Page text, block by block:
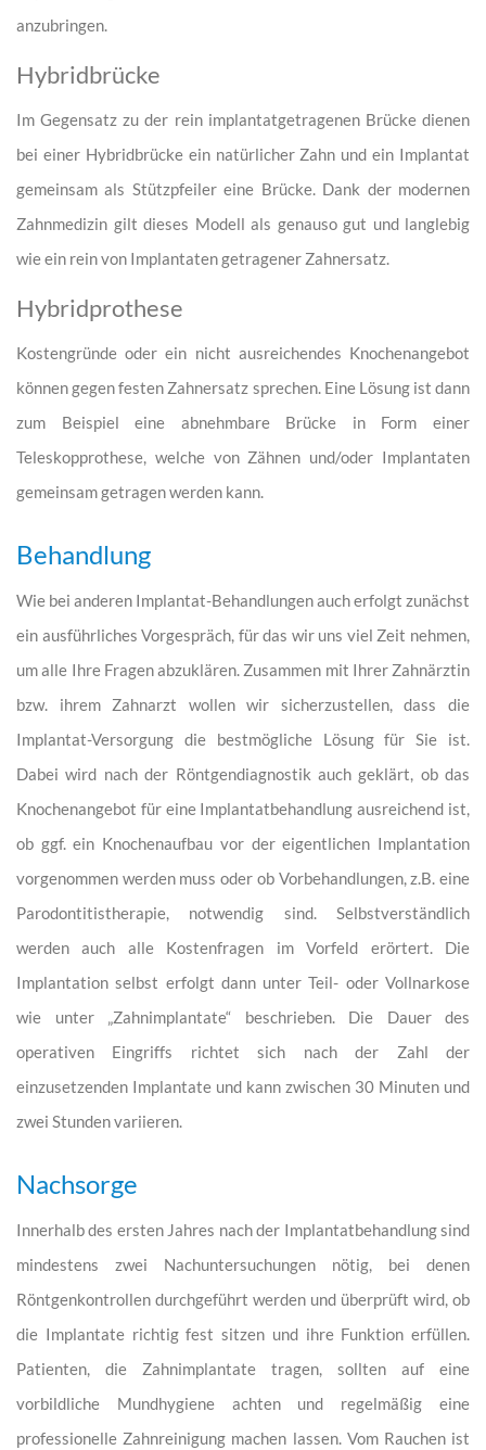
anzubringen.
Hybridbrücke
Im Gegensatz zu der rein implantatgetragenen Brücke dienen
bei einer Hybridbrücke ein natürlicher Zahn und ein Implantat
gemeinsam als Stützpfeiler eine Brücke. Dank der modernen
Zahnmedizin gilt dieses Modell als genauso gut und langlebig
wie ein rein von Implantaten getragener Zahnersatz.
Hybridprothese
Kostengründe oder ein nicht ausreichendes Knochenangebot
können gegen festen Zahnersatz sprechen. Eine Lösung ist dann
zum Beispiel eine abnehmbare Brücke in Form einer
Teleskopprothese, welche von Zähnen und/oder Implantaten
gemeinsam getragen werden kann.
Behandlung
Wie bei anderen Implantat-Behandlungen auch erfolgt zunächst
ein ausführliches Vorgespräch, für das wir uns viel Zeit nehmen,
um alle Ihre Fragen abzuklären. Zusammen mit Ihrer Zahnärztin
bzw. ihrem Zahnarzt wollen wir sicherzustellen, dass die
Implantat-Versorgung die bestmögliche Lösung für Sie ist.
Dabei wird nach der Röntgendiagnostik auch geklärt, ob das
Knochenangebot für eine Implantatbehandlung ausreichend ist,
ob ggf. ein Knochenaufbau vor der eigentlichen Implantation
vorgenommen werden muss oder ob Vorbehandlungen, z.B. eine
Parodontitistherapie, notwendig sind. Selbstverständlich
werden auch alle Kostenfragen im Vorfeld erörtert. Die
Implantation selbst erfolgt dann unter Teil- oder Vollnarkose
wie unter „Zahnimplantate“ beschrieben. Die Dauer des
operativen Eingriffs richtet sich nach der Zahl der
einzusetzenden Implantate und kann zwischen 30 Minuten und
zwei Stunden variieren.
Nachsorge
Innerhalb des ersten Jahres nach der Implantatbehandlung sind
mindestens zwei Nachuntersuchungen nötig, bei denen
Röntgenkontrollen durchgeführt werden und überprüft wird, ob
die Implantate richtig fest sitzen und ihre Funktion erfüllen.
Patienten, die Zahnimplantate tragen, sollten auf eine
vorbildliche Mundhygiene achten und regelmäßig eine
professionelle Zahnreinigung machen lassen. Vom Rauchen ist